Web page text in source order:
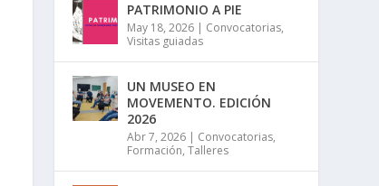
PATRIMONIO A PIE
May 18, 2026 | Convocatorias,
Visitas guiadas
UN MUSEO EN
MOVEMENTO. EDICIÓN
2026
Abr 7, 2026 | Convocatorias,
Formación,Talleres